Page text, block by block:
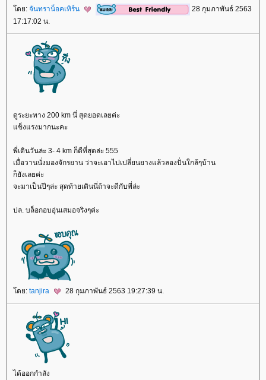
ดย: จันทราน็อคเทิร์น
28 กุมภาพันธ์ 2563
17:17:02 น.
ดูระยะทาง 200 km นี่ สุดยอดเลยค่ะ
ข็งแรงมากนะคะ
พี่เดินวันล่ะ 3- 4 km ก็ดีที่สุดล่ะ 555
เมื่อวานนั่งมองจักรยาน ว่าจะเอาไปเปลี่ยนยางแล้วลองปั่นใกล้ๆบ้าน
ก็ยังเลยค่ะ
จะมาเป็นปีๆล่ะ สุดท้ายเดินนี่ถ้าจะดีกับพี่ล่ะ
ปล. บล็อกอบอุ่นเสมอจริงๆค่ะ
ดย: tanjira 28 กุมภาพันธ์ 2563 19:27:39 น.
ได้ออกกำลัง